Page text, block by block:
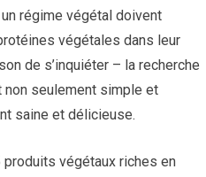
régime végétal doivent
végétales dans leur
de s’inquiéter – la recherche
seulement simple et
saine et délicieuse.
produits végétaux riches en